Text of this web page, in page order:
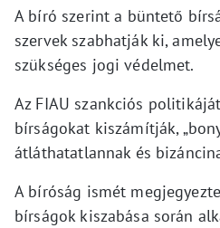
A bíró szerint a büntető
szervek szabhatják ki,
szükséges jogi védelmet.
Az FIAU szankciós
bírságokat kiszámítják,
átláthatatlannak és
A bíróság ismét
bírságok kiszabása során